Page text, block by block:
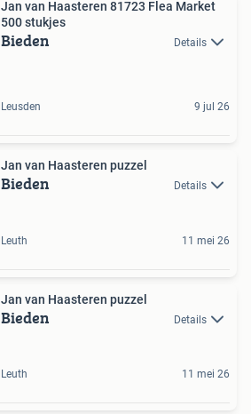
Jan van Haasteren 81723 Flea Market
500 stukjes
Bieden Details
Leusden 9 jul 26
Jan van Haasteren puzzel
Bieden Details
Leuth 11 mei 26
Jan van Haasteren puzzel
Bieden Details
Leuth 11 mei 26